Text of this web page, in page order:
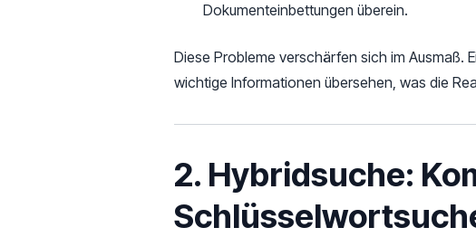
Dokumenteinbettungen überein.
Diese Probleme verschärfen sich im Ausmaß.
wichtige Informationen übersehen, was die
2. Hybridsuche: